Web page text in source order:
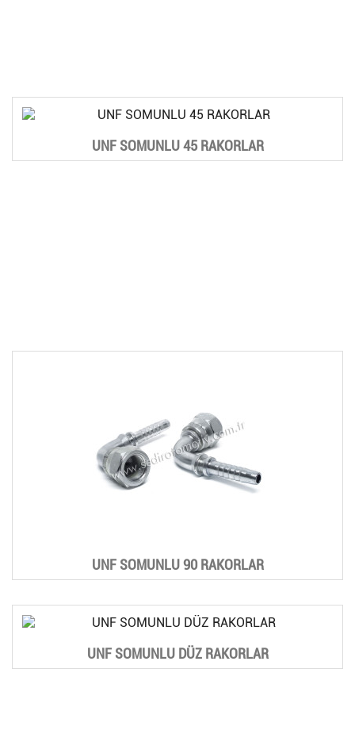
UNF SOMUNLU 45 RAKORLAR
UNF SOMUNLU 90 RAKORLAR
UNF SOMUNLU DÜZ RAKORLAR